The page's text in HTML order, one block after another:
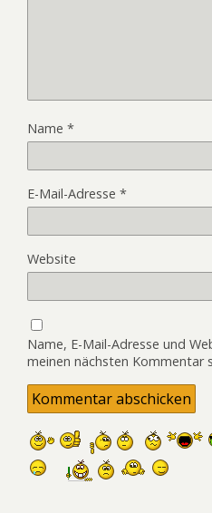
Name *
E-Mail-Adresse *
Website
Name, E-Mail-Adresse und
meinen nächsten Kommentar